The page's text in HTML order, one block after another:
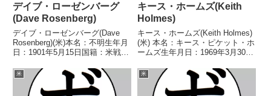
デイブ・ローゼンバーグ
(Dave Rosenberg)
デイブ・ローゼンバーグ(Dave
Rosenberg)(米)本名：不明生年月
日：1901年5月15日国籍：米戦
判定【獲得タイトル】1919年度
全米選手権フェザー級優勝(アマ
チュア)第2代NYSAC...
キース・ホームズ(Keith
Holmes)
キース・ホームズ(Keith Holmes)
(米) 本名：キース・ピケット・ホ
ームズ生年月日：1969年3月30日
敗 【獲得タイトル】USBA米国
スーパーウェルター級王座第24
代WBC世界ミドル級王座...
米 米